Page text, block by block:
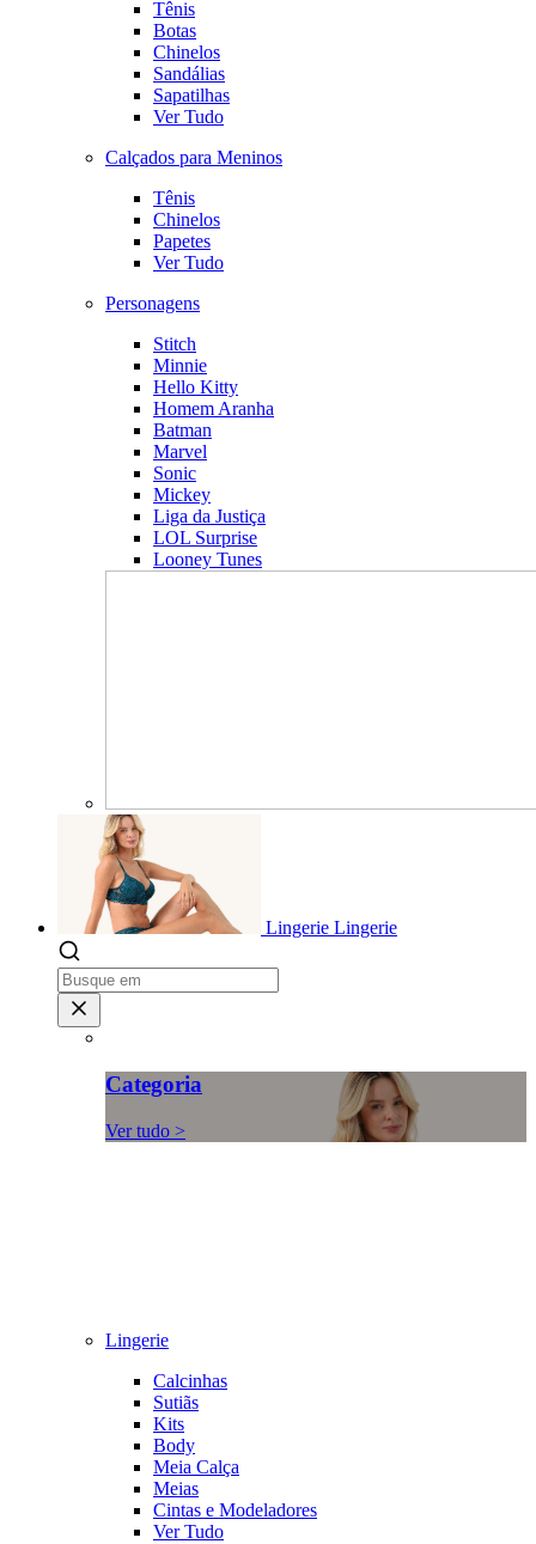
Tênis
Botas
Chinelos
Sandálias
Sapatilhas
Ver Tudo
Calçados para Meninos
Tênis
Chinelos
Papetes
Ver Tudo
Personagens
Stitch
Minnie
Hello Kitty
Homem Aranha
Batman
Marvel
Sonic
Mickey
Liga da Justiça
LOL Surprise
Looney Tunes
Lingerie Lingerie
Categoria
Ver tudo >
Lingerie
Calcinhas
Sutiãs
Kits
Body
Meia Calça
Meias
Cintas e Modeladores
Ver Tudo